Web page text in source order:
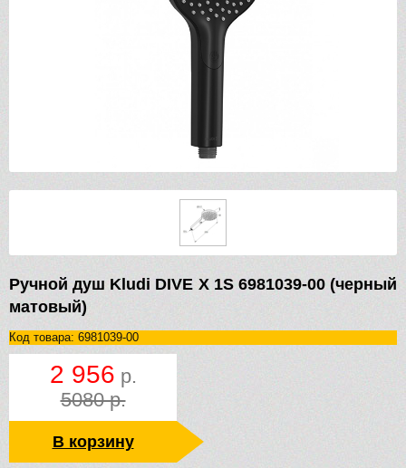
Ручной душ Kludi DIVE X 1S 6981039-00 (черный
матовый)
Код товара: 6981039-00
2 956 р.
5080 р.
В корзину